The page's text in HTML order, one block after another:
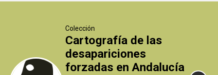
Colección
Cartografía de las
desapariciones
forzadas en Andalucía